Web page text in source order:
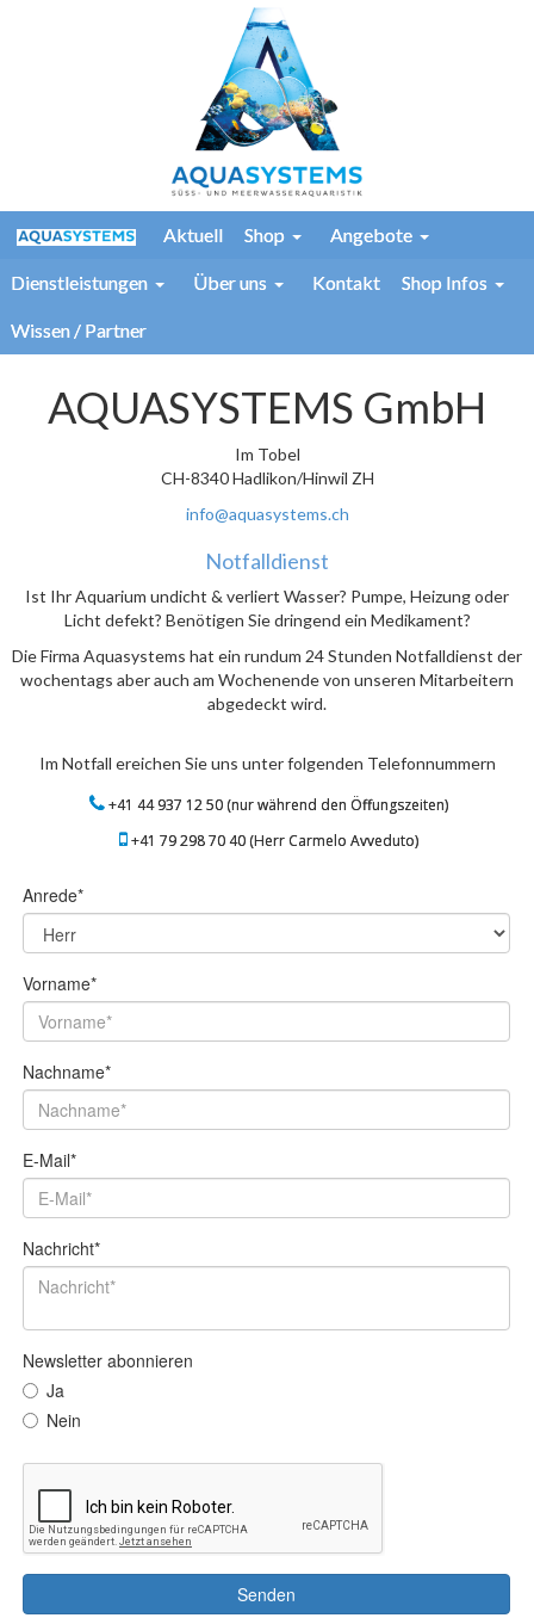
Aktuell Shop Angebote
Dienstleistungen Über uns Kontakt Shop Infos
Wissen / Partner
AQUASYSTEMS GmbH
Im Tobel
CH-8340 Hadlikon/Hinwil ZH
info@aquasystems.ch
Notfalldienst
Ist Ihr Aquarium undicht & verliert Wasser? Pumpe, Heizung oder
Licht defekt? Benötigen Sie dringend ein Medikament?
Die Firma Aquasystems hat ein rundum 24 Stunden Notfalldienst der
wochentags aber auch am Wochenende von unseren Mitarbeitern
abgedeckt wird.
Im Notfall ereichen Sie uns unter folgenden Telefonnummern
+41 44 937 12 50 (nur während den Öffungszeiten)
+41 79 298 70 40 (Herr Carmelo Avveduto)